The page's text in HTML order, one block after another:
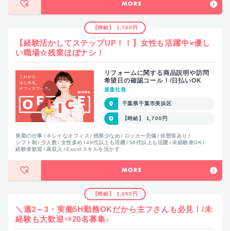
MORE
【時給】 1,700円
【経験活かしてステップUP！！】女性も活躍中×優し
い職場☆残業ほぼナシ！
リフォームに関する商品説明や訪問
希望日の確認コール！/日払いOK
派遣社員
千葉県千葉市美浜区
【時給】 1,700円
長期の仕事 キレイなオフィス 残業少なめ ロッカー完備
休憩室あり
シフト制
少人数 女性多め 40代以上も活躍 50代以上も活躍
未経験者OK
経験者歓迎
高収入 Excelスキルを活かす
MORE
【時給】 1,650円
＼週2～3・実働5H勤務OKだから主フさんも必見！/未
経験も大歓迎⇒20名募集♪